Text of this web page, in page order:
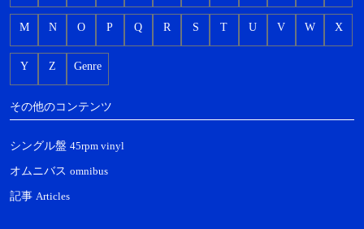
M N O P Q R S T U V W X
Y Z Genre
その他のコンテンツ
シングル盤 45rpm vinyl
オムニバス omnibus
記事 Articles